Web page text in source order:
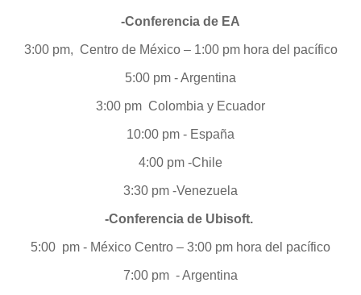
-Conferencia de EA
3:00 pm, Centro de México – 1:00 pm hora del pacífico
5:00 pm - Argentina
3:00 pm Colombia y Ecuador
10:00 pm - España
4:00 pm -Chile
3:30 pm -Venezuela
-Conferencia de Ubisoft.
5:00 pm - México Centro – 3:00 pm hora del pacífico
7:00 pm - Argentina